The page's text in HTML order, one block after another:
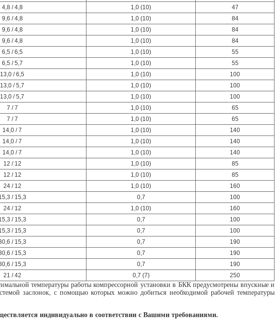
4,8 / 4,8 1,0 (10)
47
9,6 / 4,8 1,0 (10)
84
9,6 / 4,8 1,0 (10)
84
9,6 / 4,8 1,0 (10)
84
6,5 / 6,5 1,0 (10)
55
6,5 / 5,7 1,0 (10)
55
13,0 / 6,5 1,0 (10)
100
13,0 / 5,7 1,0 (10)
100
13,0 / 5,7 1,0 (10)
100
7 / 7 1,0 (10)
65
7 / 7 1,0 (10)
65
14,0 / 7 1,0 (10)
140
14,0 / 7 1,0 (10)
140
14,0 / 7 1,0 (10)
140
12 / 12 1,0 (10)
85
12 / 12 1,0 (10)
85
24 / 12 1,0 (10)
160
/ 15,3 0,7
100
24 / 12 1,0 (10)
160
/ 15,3 0,7
100
/ 15,3 0,7
100
/ 15,3 0,7
190
/ 15,3 0,7
190
/ 15,3 0,7
190
21 / 42 0,7 (7) 250
температуры работы компрессорной установки в БКК предусмотрены впускные и
заслонок, с помощью которых можно добиться необходимой рабочей температуры
индивидуально в соответствии с Вашими требованиями.